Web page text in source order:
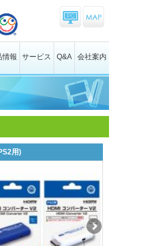
情報 サービス Q&A 会社案内
用)